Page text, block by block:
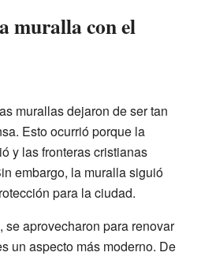
muralla con el
murallas dejaron de ser tan
Esto ocurrió porque la
y las fronteras cristianas
embargo, la muralla siguió
para la ciudad.
, se aprovecharon para renovar
un aspecto más moderno. De